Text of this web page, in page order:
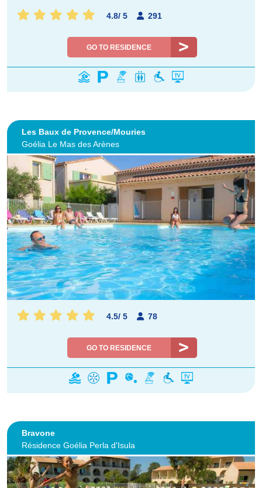
4.8/ 5 291
GO TO RESIDENCE
Les Baux de Provence/Mouries
Goélia Le Mas des Arènes
4.5/ 5 78
GO TO RESIDENCE
Bravone
Résidence Goélia Perla d'Isula